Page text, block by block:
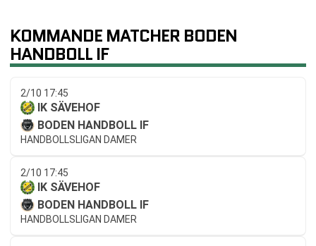
KOMMANDE MATCHER BODEN
HANDBOLL IF
2/10 17:45
IK SÄVEHOF
BODEN HANDBOLL IF
HANDBOLLSLIGAN DAMER
2/10 17:45
IK SÄVEHOF
BODEN HANDBOLL IF
HANDBOLLSLIGAN DAMER